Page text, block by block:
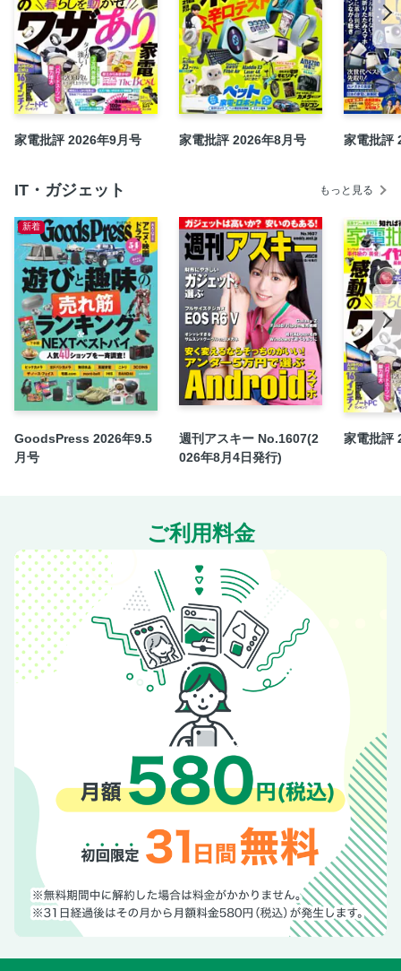
家電批評 2026年9月号 家電批評 2026年8月号 家電批評
IT・ガジェット もっと見る
新着
GoodsPress 2026年9.5
月号
週刊アスキー No.1607(2
026年8月4日発行)
家電批評
ご利用料金